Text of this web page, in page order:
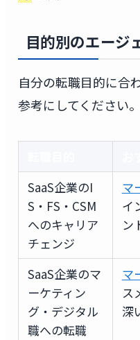
目的別のエージ
自分の転職目的に合
参考にしてください。
SaaS企業のI
S・FS・CSM
へのキャリア
チェンジ
マ
イ
ン
SaaS企業のマ
ーケティン
グ・デジタル
職への転職
マ
ス
深